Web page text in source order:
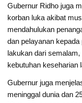
Gubernur Ridho juga
korban luka akibat
mendahulukan
dan pelayanan
lakukan dari
kebutuhan keseharian
Gubernur juga
meninggal dunia dan